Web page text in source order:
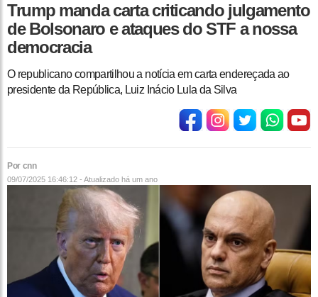
Trump manda carta criticando julgamento
de Bolsonaro e ataques do STF a nossa
democracia
O republicano compartilhou a notícia em carta endereçada ao
presidente da República, Luiz Inácio Lula da Silva
Por cnn
09/07/2025 16:46:12 - Atualizado há um ano